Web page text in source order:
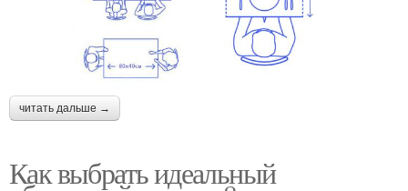
читать дальше →
Как выбрать идеальный